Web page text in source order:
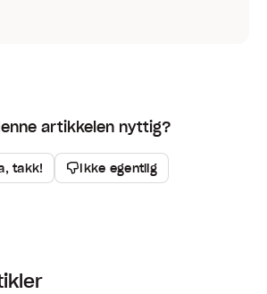
artikkelen nyttig?
takk! Ikke egentlig